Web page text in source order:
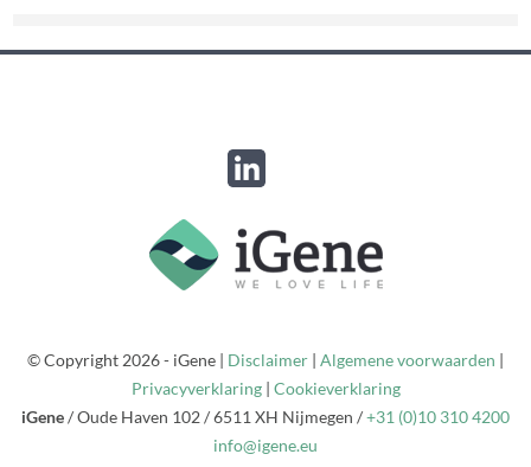
© Copyright 2026 - iGene | Disclaimer | Algemene voorwaarden |
Privacyverklaring| Cookieverklaring
iGene/Oude Haven 102/6511 XH Nijmegen /+31 (0)10 310 4200
info@igene.eu